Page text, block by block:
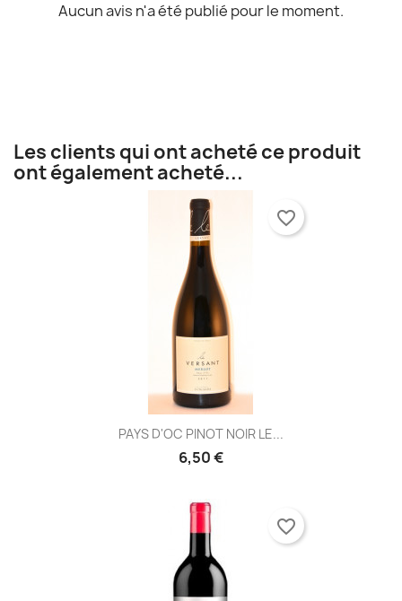
Aucun avis n'a été publié pour le moment.
Les clients qui ont acheté ce produit
ont également acheté...
PAYS D'OC PINOT NOIR LE...
6,50 €
favorite_border
favorite_border